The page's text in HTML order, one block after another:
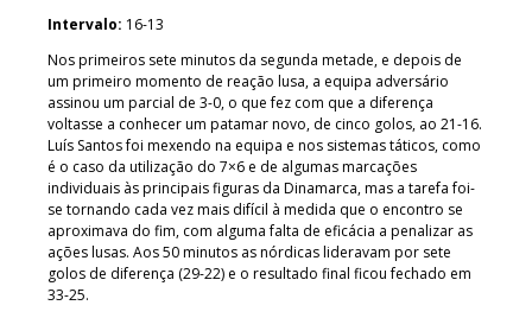
Intervalo: 16-13
Nos primeiros sete minutos da segunda metade, e depois de
um primeiro momento de reação lusa, a equipa adversário
assinou um parcial de 3-0, o que fez com que a diferença
voltasse a conhecer um patamar novo, de cinco golos, ao 21-16.
Luís Santos foi mexendo na equipa e nos sistemas táticos, como
é o caso da utilização do 7×6 e de algumas marcações
individuais às principais figuras da Dinamarca, mas a tarefa foi-
se tornando cada vez mais difícil à medida que o encontro se
aproximava do fim, com alguma falta de eficácia a penalizar as
ações lusas. Aos 50 minutos as nórdicas lideravam por sete
golos de diferença (29-22) e o resultado final ficou fechado em
33-25.